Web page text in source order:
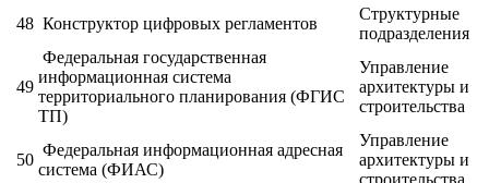
48 Конструктор цифровых регламентов
Структурные
подразделения
49
Федеральная государственная
информационная система
территориального планирования (ФГИС
ТП)
Управление
архитектуры и
строительства
50
Федеральная информационная адресная
система (ФИАС)
Управление
архитектуры и
строительства